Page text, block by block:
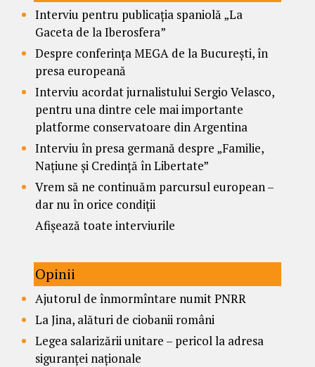
Interviu pentru publicația spaniolă „La
Gaceta de la Iberosfera”
Despre conferința MEGA de la București, în
presa europeană
Interviu acordat jurnalistului Sergio Velasco,
pentru una dintre cele mai importante
platforme conservatoare din Argentina
Interviu în presa germană despre „Familie,
Națiune și Credință în Libertate”
Vrem să ne continuăm parcursul european –
dar nu în orice condiții
Afișează toate interviurile
Opinii
Ajutorul de înmormîntare numit PNRR
La Jina, alături de ciobanii români
Legea salarizării unitare – pericol la adresa
siguranței naționale